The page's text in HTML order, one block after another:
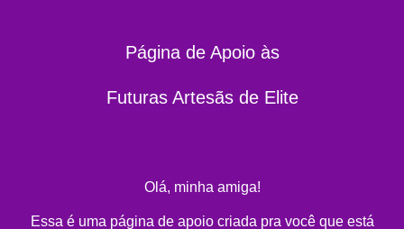
Página de Apoio às
Futuras Artesãs de Elite
Olá, minha amiga!
Essa é uma página de apoio criada pra você que está